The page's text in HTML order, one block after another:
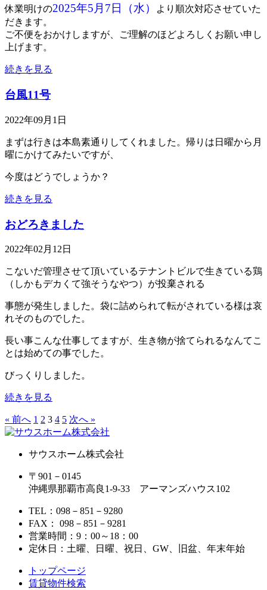
休業明けの2025年5月7日（水）
より順次対応させていた
だきます。
ご不便をおかけしますが、ご理解のほどよろしくお願い申し
上げます。
続きを見る
台風11号
2022年09月1日
まずは行きは本島素通りしてくれました。帰りは日曜から月
曜にかけてみたいですが、
今度はどうでしょうか？
続きを見る
おどろきました
2022年02月12日
こないだ管理させて頂いているテナントビルで生きている鶏
（しかもデカくて強そうなやつ）が投棄される
事態が発生しました。袋に詰められて転がされている様は哀
れそのものでした。
長い事こんな仕事してますが、生き物が捨てられるなんてこ
とは始めての事でした。
びっくりしました。
続きを見る
« 前へ 1 2 3 4 5 次へ »
サウスホーム株式会社
〒901－0145
沖縄県那覇市高良1-9-33 アーマンズハウス102
TEL：098－851－9280
FAX： 098－851－9281
営業時間：9：00～18：00
定休日：土曜、日曜、祝日、GW、旧盆、年末年始
トップページ
賃貸物件検索